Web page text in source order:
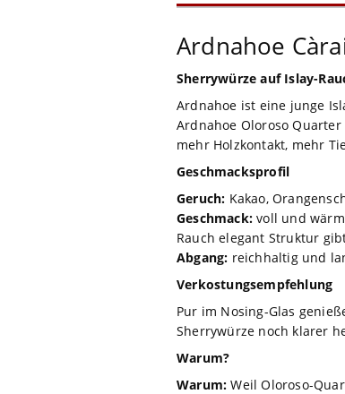
Ardnahoe
Sherrywürze auf Islay-
Ardnahoe ist eine junge
Ardnahoe Oloroso
mehr Holzkontakt, mehr
Geschmacksprofil
Geruch: Kakao,
Geschmack: voll und
Rauch elegant Struktur
Abgang: reichhaltig und
Verkostungsempfehlung
Pur im Nosing-Glas
Sherrywürze noch klarer
Warum?
Warum: Weil Oloroso-